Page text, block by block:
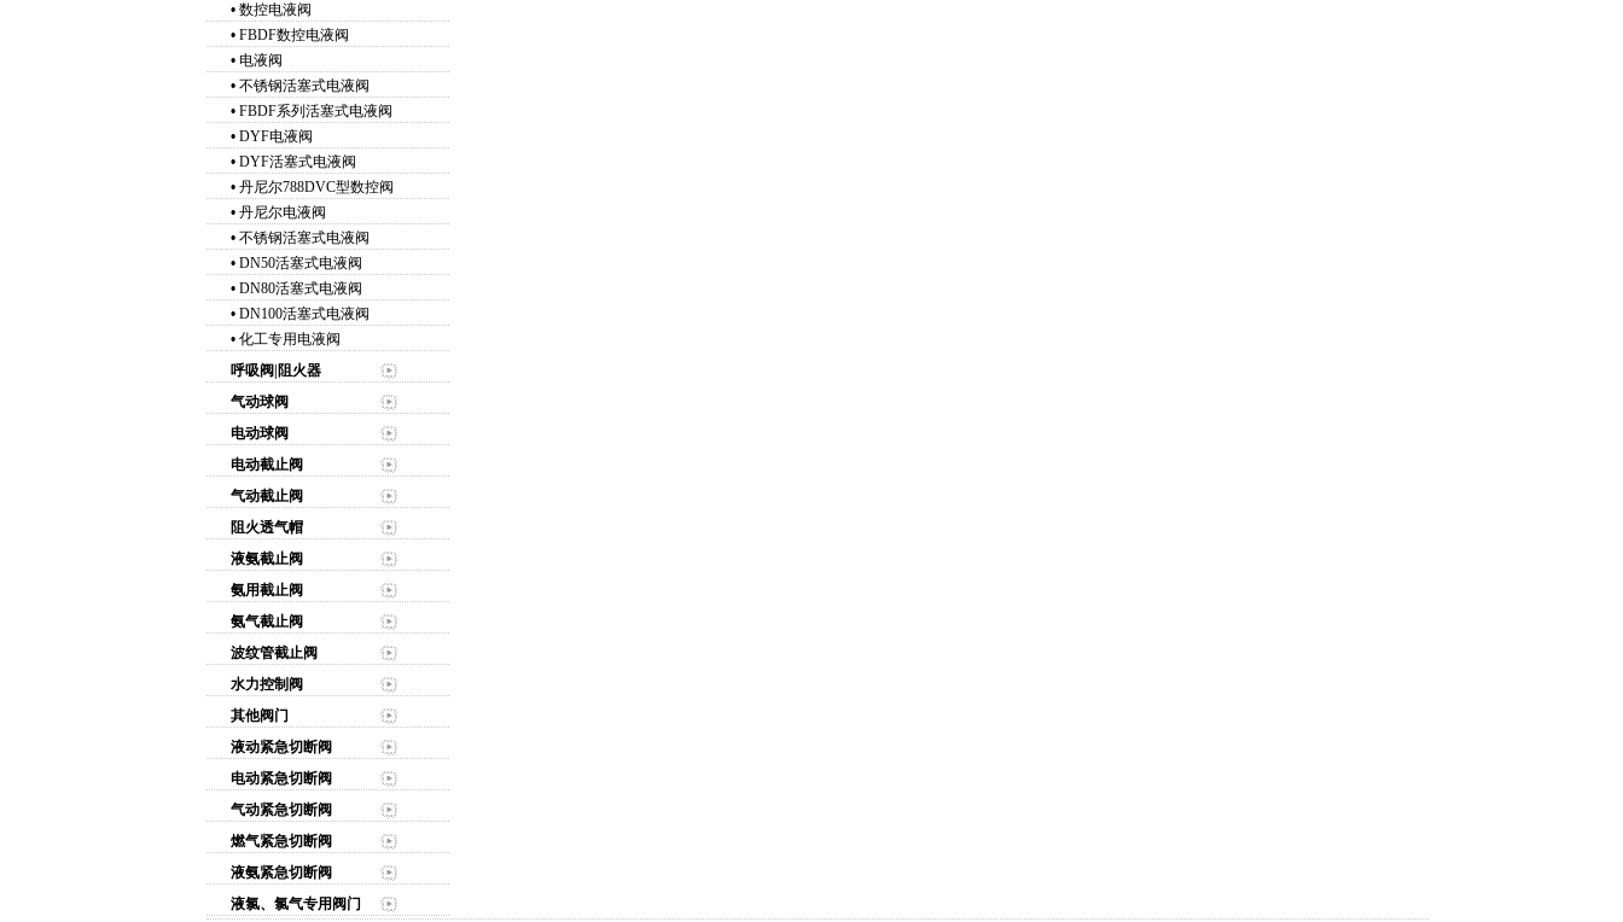
• 数控电液阀
• FBDF数控电液阀
• 电液阀
• 不锈钢活塞式电液阀
• FBDF系列活塞式电液阀
• DYF电液阀
• DYF活塞式电液阀
• 丹尼尔788DVC型数控阀
• 丹尼尔电液阀
• 不锈钢活塞式电液阀
• DN50活塞式电液阀
• DN80活塞式电液阀
• DN100活塞式电液阀
• 化工专用电液阀
呼吸阀|阻火器
气动球阀
电动球阀
电动截止阀
气动截止阀
阻火透气帽
液氨截止阀
氨用截止阀
氨气截止阀
波纹管截止阀
水力控制阀
其他阀门
液动紧急切断阀
电动紧急切断阀
气动紧急切断阀
燃气紧急切断阀
液氨紧急切断阀
液氯、氯气专用阀门